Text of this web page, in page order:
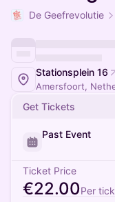
De Geefrevolutie
Stationsplein 16
Amersfoort,
Get Tickets
Past Event
Ticket Price
€22.00Per